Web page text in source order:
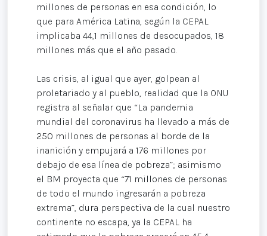
millones de personas en esa condición, lo
que para América Latina, según la CEPAL
implicaba 44,1 millones de desocupados, 18
millones más que el año pasado.
Las crisis, al igual que ayer, golpean al
proletariado y al pueblo, realidad que la ONU
registra al señalar que “La pandemia
mundial del coronavirus ha llevado a más de
250 millones de personas al borde de la
inanición y empujará a 176 millones por
debajo de esa línea de pobreza”; asimismo
el BM proyecta que “71 millones de personas
de todo el mundo ingresarán a pobreza
extrema”, dura perspectiva de la cual nuestro
continente no escapa, ya la CEPAL ha